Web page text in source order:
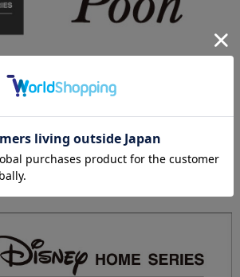
台に遊ぶ「くまのプーさん」。
たり、大好きなはちみつに手を伸ばした
いつの時代もわたしたちのこころに寄り添い
イストは、ゆったりと暮らしを楽しむ 肩の力